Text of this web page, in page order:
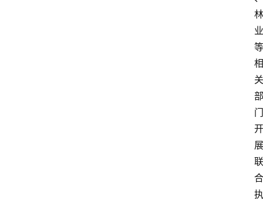
林
业
等
相
关
部
门
开
展
联
合
执